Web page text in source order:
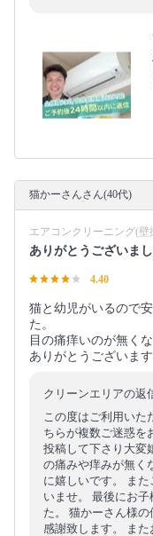
猫かーさんさん(40代)
エアコンクリーニング(壁
ありがとうございま
4.40
猫と幼児がいるので
た。
目の痛痒いのが無く
ありがとうございます
クリーンエリアの返
この度はご利用いた
ちらが複数ご迷惑を
投稿して下さり大変
の痛みや痒みが無く
に嬉しいです。 ま
いませ。 最後にお
た。 猫かーさん様
感謝致します。 ま